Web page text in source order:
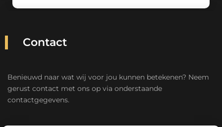
Contact
Benieuwd naar wat wij voor jou kunnen betekenen? Neem
gerust contact met ons op via onderstaande
contactgegevens.